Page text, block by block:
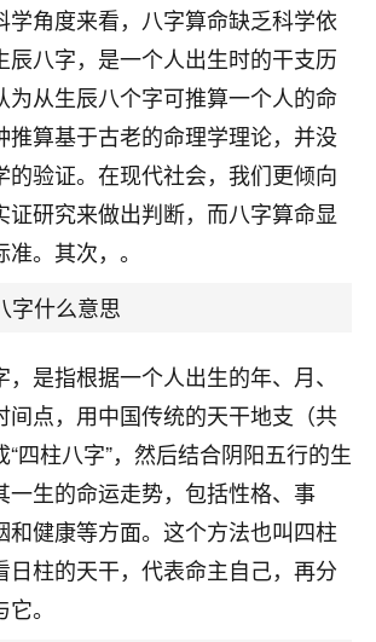
学角度来看，八字算命缺乏科学依
辰八字，是一个人出生时的干支历
为从生辰八个字可推算一个人的命
推算基于古老的命理学理论，并没
的验证。在现代社会，我们更倾向
证研究来做出判断，而八字算命显
。其次，。
字什么意思
是指根据一个人出生的年、月、
间点，用中国传统的天干地支（共
“四柱八字”，然后结合阴阳五行的生
一生的命运走势，包括性格、事
和健康等方面。这个方法也叫四柱
日柱的天干，代表命主自己，再分
。
店开始都是找慧来老师跟进的，选
、还有开业日子，哪哪都看了，虽然
好，但是我家生意还可以，前几天又
做了补财库，希望财运更好一点！
海南 18
逆，大半年不上学，一说她就要死要活
我是病急乱投医，这半年来，法事一个个
安安稳稳的把书读了，身体心理都健健
很知足了！
怜天下父母心啊！
河北 16
事调整，有升迁机会，但同时竞争的我们
的时候是抱着侥幸心理，没想到老师看